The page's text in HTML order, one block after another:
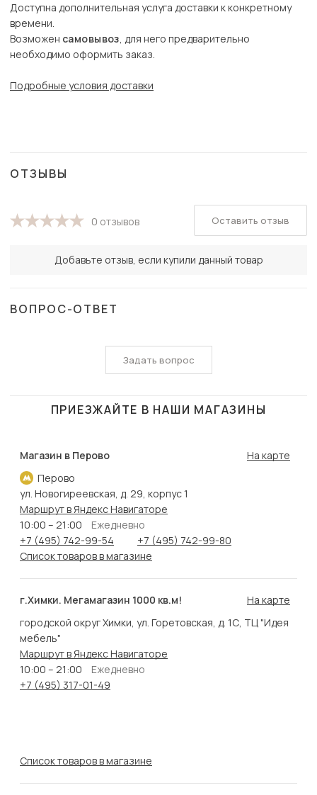
Доступна дополнительная услуга доставки к конкретному
времени.
Возможен самовывоз, для него предварительно
необходимо оформить заказ.
Подробные условия доставки
ОТЗЫВЫ
0 отзывов
Добавьте отзыв, если купили данный товар
Оставить отзыв
ВОПРОС-ОТВЕТ
Задать вопрос
ПРИЕЗЖАЙТЕ В НАШИ МАГАЗИНЫ
Магазин в Перово
Перово
На карте
ул. Новогиреевская, д. 29, корпус 1
Маршрут в Яндекс Навигаторе
10:00 – 21:00
Ежедневно
+7 (495) 742-99-54
+7 (495) 742-99-80
Список товаров в магазине
г.Химки. Мегамагазин 1000 кв.м!
На карте
городской округ Химки, ул. Горетовская, д. 1С, ТЦ "Идея
мебель"
Маршрут в Яндекс Навигаторе
10:00 – 21:00
Ежедневно
+7 (495) 317-01-49
Список товаров в магазине